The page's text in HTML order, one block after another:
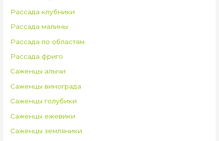
Рассада клубники
Рассада малины
Рассада по областям
Рассада фриго
Саженцы алычи
Саженцы винограда
Саженцы голубики
Саженцы ежевики
Саженцы земляники